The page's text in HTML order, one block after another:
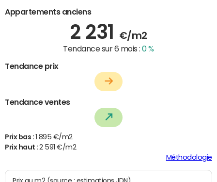
Appartements anciens
2 231 €/m2
Tendance sur 6 mois :0 %
Tendance prix
Tendance ventes
Prix bas : 1 895 €/m2
Prix haut :2 591 €/m2
Méthodologie
Prix au m2 (source : estimations JDN)